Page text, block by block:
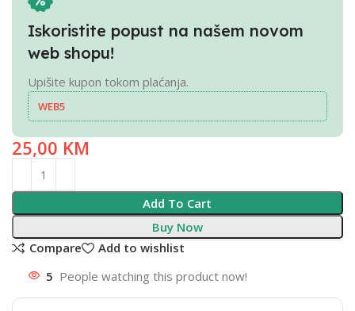
Iskoristite popust na našem novom
web shopu!
Upišite kupon tokom plaćanja.
WEB5
25,00 KM
Add To Cart
Buy Now
Compare
Add to wishlist
5 People watching this product now!